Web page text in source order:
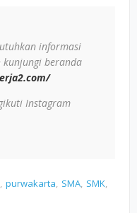
informasi
beranda
Instagram
purwakarta SMA SMK